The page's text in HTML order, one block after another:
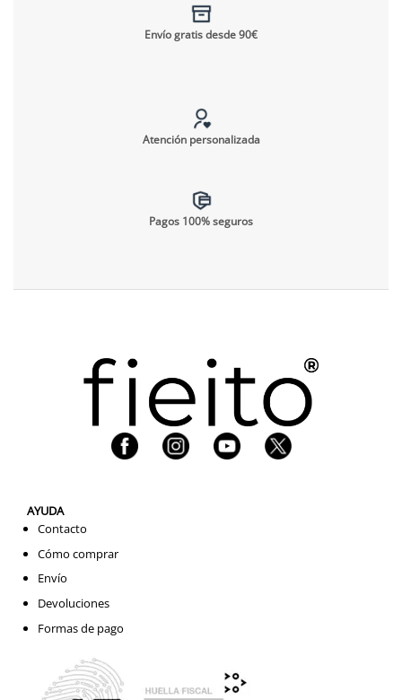
Envío gratis desde 90€
Atención personalizada
Pagos 100% seguros
AYUDA
Contacto
Cómo comprar
Envío
Devoluciones
Formas de pago